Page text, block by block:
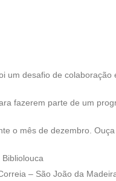
um desafio de
fazerem parte de um
o mês de dezembro.
– São João da